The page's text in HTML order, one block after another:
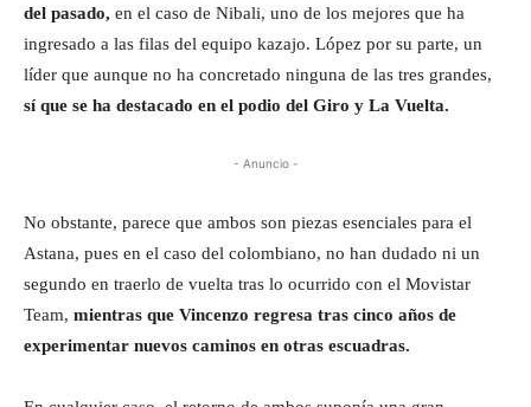
del pasado, en el caso de Nibali, uno de los mejores que ha
ingresado a las filas del equipo kazajo. López por su parte, un
líder que aunque no ha concretado ninguna de las tres grandes,
sí que se ha destacado en el podio del Giro y La Vuelta.
- Anuncio -
No obstante, parece que ambos son piezas esenciales para el
Astana, pues en el caso del colombiano, no han dudado ni un
segundo en traerlo de vuelta tras lo ocurrido con el Movistar
Team, mientras que Vincenzo regresa tras cinco años de
experimentar nuevos caminos en otras escuadras.